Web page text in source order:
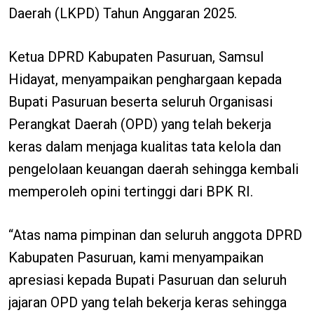
Daerah (LKPD) Tahun Anggaran 2025.
Ketua DPRD Kabupaten Pasuruan, Samsul
Hidayat, menyampaikan penghargaan kepada
Bupati Pasuruan beserta seluruh Organisasi
Perangkat Daerah (OPD) yang telah bekerja
keras dalam menjaga kualitas tata kelola dan
pengelolaan keuangan daerah sehingga kembali
memperoleh opini tertinggi dari BPK RI.
“Atas nama pimpinan dan seluruh anggota DPRD
Kabupaten Pasuruan, kami menyampaikan
apresiasi kepada Bupati Pasuruan dan seluruh
jajaran OPD yang telah bekerja keras sehingga